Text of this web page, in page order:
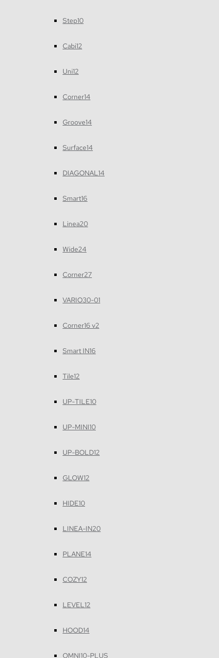
Step10
Cabi12
Uni12
Corner14
Groove14
Surface14
DIAGONAL14
Smart16
Linea20
Wide24
Corner27
VARIO30-01
Corner16 v2
Smart IN16
Tile12
UP-TILE10
UP-MINI10
UP-BOLD12
GLOW12
HIDE10
LINEA-IN20
PLANE14
COZY12
LEVEL12
HOOD14
OMNI10-PLUS